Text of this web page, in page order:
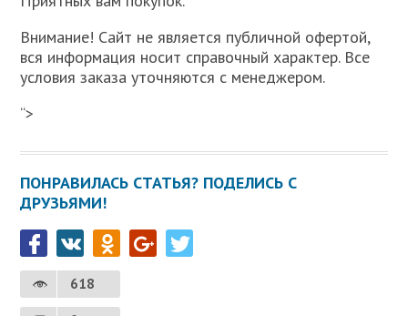
Внимание! Сайт не является публичной офертой,
вся информация носит справочный характер. Все
условия заказа уточняются с менеджером.
“>
ПОНРАВИЛАСЬ СТАТЬЯ? ПОДЕЛИСЬ С
ДРУЗЬЯМИ!
618